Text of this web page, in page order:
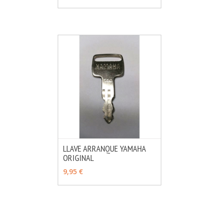
VER OPCIONES
LLAVE ARRANQUE YAMAHA
ORIGINAL
9,95 €